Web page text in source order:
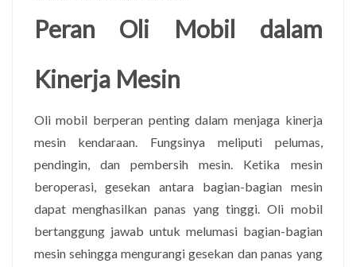
Peran Oli Mobil dalam
Kinerja Mesin
Oli mobil berperan penting dalam menjaga kinerja
mesin kendaraan. Fungsinya meliputi pelumas,
pendingin, dan pembersih mesin. Ketika mesin
beroperasi, gesekan antara bagian-bagian mesin
dapat menghasilkan panas yang tinggi. Oli mobil
bertanggung jawab untuk melumasi bagian-bagian
mesin sehingga mengurangi gesekan dan panas yang